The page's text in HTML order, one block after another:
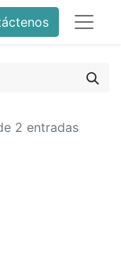
2 entradas